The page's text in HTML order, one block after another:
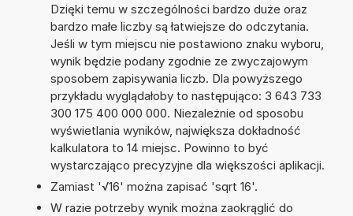
Dzięki temu w szczególności bardzo duże oraz
bardzo małe liczby są łatwiejsze do odczytania.
Jeśli w tym miejscu nie postawiono znaku wyboru,
wynik będzie podany zgodnie ze zwyczajowym
sposobem zapisywania liczb. Dla powyższego
przykładu wyglądałoby to następująco: 3 643 733
300 175 400 000 000. Niezależnie od sposobu
wyświetlania wyników, największa dokładność
kalkulatora to 14 miejsc. Powinno to być
wystarczająco precyzyjne dla większości aplikacji.
Zamiast '√16' można zapisać 'sqrt 16'.
W razie potrzeby wynik można zaokrąglić do